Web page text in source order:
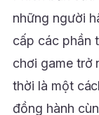
những người
cấp các phần
chơi game trở
thời là một
đồng hành